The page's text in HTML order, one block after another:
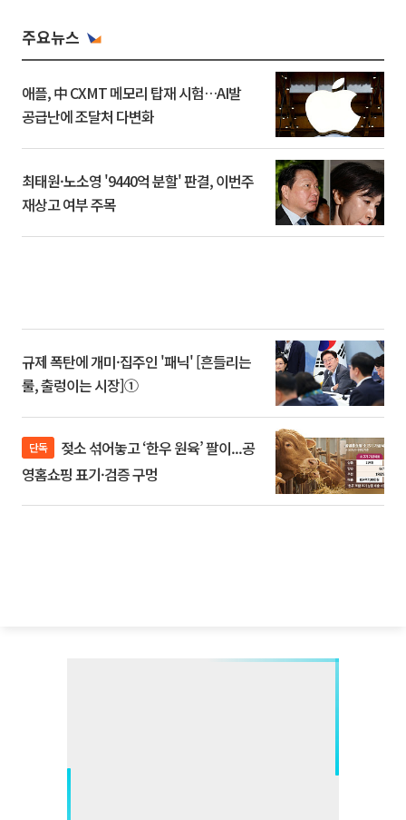
주요뉴스
애플, 中 CXMT 메모리 탑재 시험…AI발
공급난에 조달처 다변화
최태원·노소영 '9440억 분할' 판결, 이번주
재상고 여부 주목
규제 폭탄에 개미·집주인 '패닉' [흔들리는
룰, 출렁이는 시장]①
단독
영홈쇼핑 표기·검증 구멍